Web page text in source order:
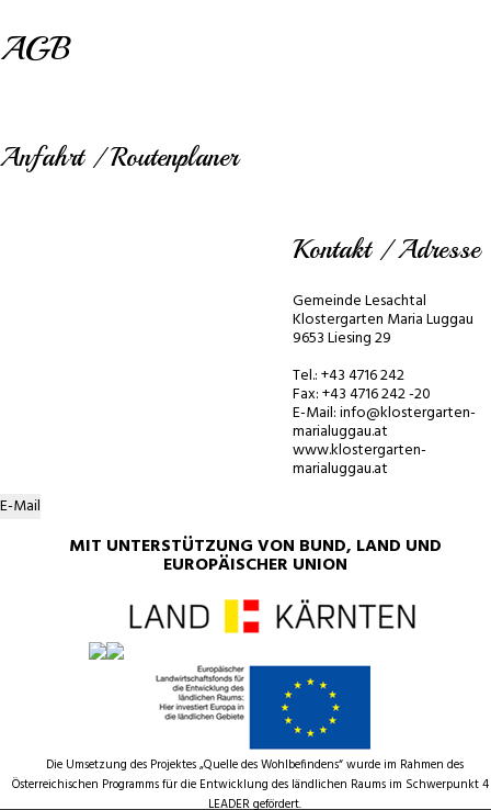
AGB
Anfahrt / Routenplaner
Kontakt / Adresse
Gemeinde Lesachtal
Klostergarten Maria Luggau
9653 Liesing 29
Tel.: +43 4716 242
Fax: +43 4716 242 -20
E-Mail: info@klostergarten-
marialuggau.at
www.klostergarten-
marialuggau.at
E-Mail
MIT UNTERSTÜTZUNG VON BUND, LAND UND
EUROPÄISCHER UNION
Die Umsetzung des Projektes „Quelle des Wohlbefindens“ wurde im Rahmen des
Österreichischen Programms für die Entwicklung des ländlichen Raums im Schwerpunkt
LEADER gefördert.